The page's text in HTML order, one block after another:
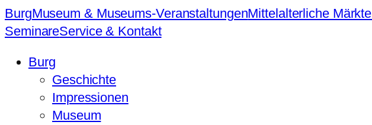
BurgMuseum & Museums-VeranstaltungenMittelalterliche
SeminareService & Kontakt
Burg
Geschichte
Impressionen
Museum